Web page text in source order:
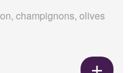
champignons, olives